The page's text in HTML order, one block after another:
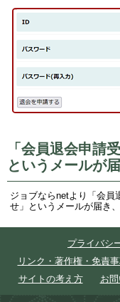
「会員退会申請
というメールが届
ジョブならnetより「会員
せ」というメールが届き
プライバシ
リンク・著作権・免責
サイトの考え方
お